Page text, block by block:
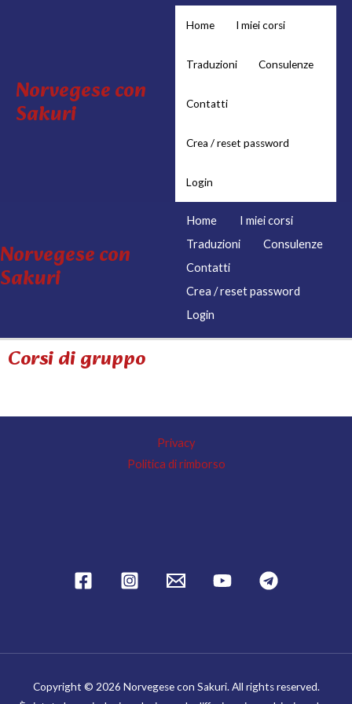
Norvegese con
Sakuri
Home I miei corsi
Traduzioni Consulenze
Contatti
Crea / reset password
Login
Norvegese con
Sakuri
Home
I miei corsi
Traduzioni
Consulenze
Contatti
Crea / reset password
Login
Corsi di gruppo
Privacy
Politica di rimborso
Copyright © 2026 Norvegese con Sakuri. All rights reserved.